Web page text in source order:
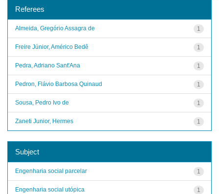
Referees
1
Almeida, Gregório Assagra de
1
Freire Júnior, Américo Bedê
1
Pedra, Adriano Sant'Ana
1
Pedron, Flávio Barbosa Quinaud
1
Sousa, Pedro Ivo de
1
Zaneti Junior, Hermes
Subject
1
Engenharia social parcelar
1
Engenharia social utópica